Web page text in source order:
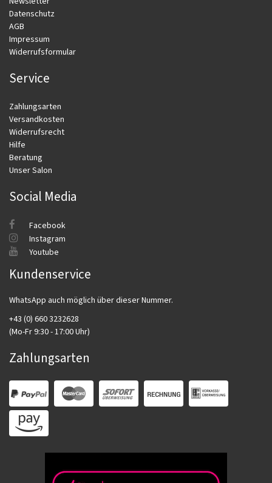
Datenschutz
AGB
Impressum
Widerrufsformular
Service
Zahlungsarten
Versandkosten
Widerrufsrecht
Hilfe
Beratung
Unser Salon
Social Media
Facebook
Instagram
Youtube
Kundenservice
WhatsApp auch möglich über dieser Nummer.
+43 (0) 660 3232628
(Mo-Fr 9:30 - 17:00 Uhr)
Zahlungsarten